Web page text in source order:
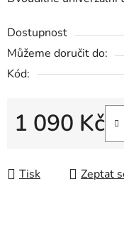
Dostupnost
Můžeme doručit do:
Kód:
1 090 Kč
Tisk Zeptat